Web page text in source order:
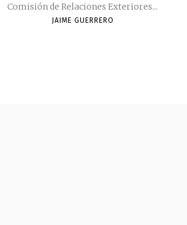
Comisión de Relaciones Exteriores...
JAIME GUERRERO